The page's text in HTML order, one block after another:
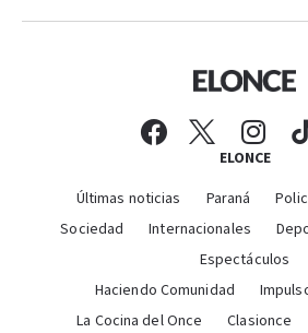
ELONCE
Últimas noticias Paraná
Sociedad
Internacionales
Espectáculos
Haciendo Comunidad
La Cocina del Once
Clasionce